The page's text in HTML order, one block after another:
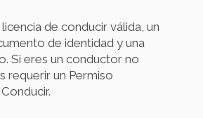
de conducir válida, un
de identidad y una
Si eres un conductor no
requerir un Permiso